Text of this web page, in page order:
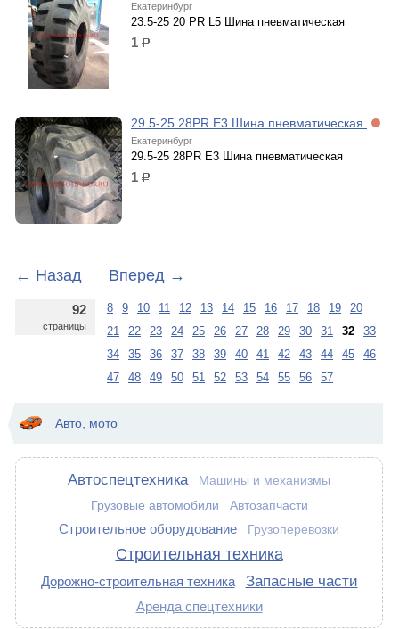
Екатеринбург
23.5-25 20 PR L5 Шина пневматическая
1 р.
29.5-25 28PR E3 Шина пневматическая
Екатеринбург
29.5-25 28PR E3 Шина пневматическая
1 р.
← Назад Вперед →
92
страницы
8 9 10 11 12 13 14 15 16 17 18 19
20
21
22 23 24 25 26 27 28 29 30 31 32
33
34
35 36 37 38 39 40 41 42 43 44 45
46
47
48 49 50 51 52 53 54 55 56 57
Авто, мото
Автоспецтехника Машины и механизмы
Грузовые автомобили Автозапчасти
Строительное оборудование Грузоперевозки
Строительная техника
Дорожно-строительная техника Запасные части
Аренда спецтехники